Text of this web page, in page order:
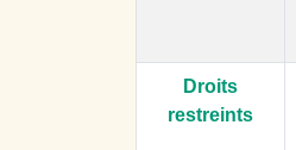
Droits
restreints